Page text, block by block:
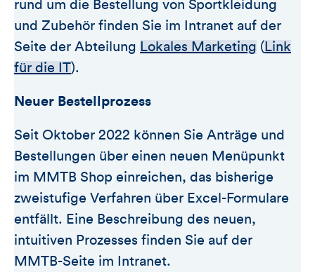
rund um die Bestellung von Sportkleidung
und Zubehör finden Sie im Intranet auf der
Seite der Abteilung Lokales Marketing ( Link
für die IT).
Neuer Bestellprozess
Seit Oktober 2022 können Sie Anträge und
Bestellungen über einen neuen Menüpunkt
im MMTB Shop einreichen, das bisherige
zweistufige Verfahren über Excel-Formulare
entfällt. Eine Beschreibung des neuen,
intuitiven Prozesses finden Sie auf der
MMTB-Seite im Intranet.